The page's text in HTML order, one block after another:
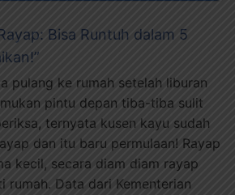
Bisa Runtuh dalam 5
pulang ke rumah setelah liburan
pintu depan tiba-tiba sulit
ternyata kusen kayu sudah
dan itu baru permulaan! Rayap
kecil, secara diam diam rayap
rumah. Data dari Kementerian